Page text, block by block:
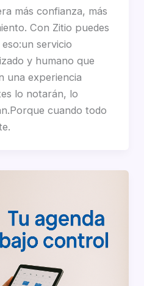
más confianza, más
Con Zitio puedes
servicio
y humano que
una experiencia
lo notarán, lo
cuando todo